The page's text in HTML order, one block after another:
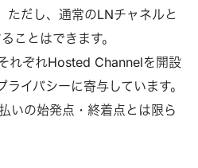
ただし、通常のLNチャネルと
ことはできます。
れぞれHosted Channelを開設
イバシーに寄与しています。
いの始発点・終着点とは限ら